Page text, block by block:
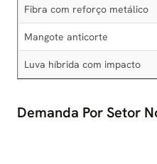
Fibra com reforço metálico
Mangote anticorte
Luva híbrida com impacto
Demanda Por Setor